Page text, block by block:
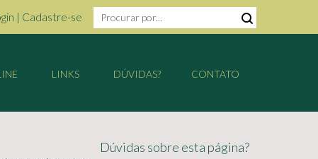
| Cadastre-se
LINKS DÚVIDAS? CONTATO
Dúvidas sobre esta página?